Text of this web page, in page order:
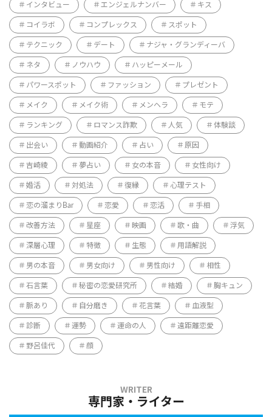
インタビュー エンジェルナンバー キス
コイラボ コンプレックス スポット
テクニック デート ナジャ・グランディーバ
ネタ ノウハウ ハッピーメール
パワースポット ファッション プレゼント
メイク メイク術 メンヘラ モテ
ランキング ロマンス詐欺 人気 体験談
出会い 動画紹介 占い 原因
吉崎綾 夢占い 女の本音 女性向け
婚活 対処法 復縁 心理テスト
恋の溜まりBar 恋愛 恋活 手相
改善方法 星座 映画 歌・曲 浮気
深層心理 特徴 生態 用語解説
男の本音 男女向け 男性向け 相性
石言葉 秘密の恋愛研究所 結婚 胸キュン
脈あり 自分磨き 花言葉 血液型
診断 運勢 運命の人 遠距離恋愛
野呂佳代 顔
専門家・ライター